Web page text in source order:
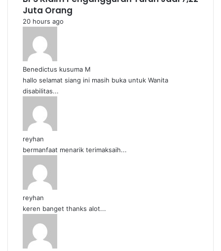
Juta Orang
20 hours ago
Benedictus kusuma M
hallo selamat siang ini masih buka untuk Wanita
disabilitas...
reyhan
bermanfaat menarik terimaksaih...
reyhan
keren banget thanks alot...